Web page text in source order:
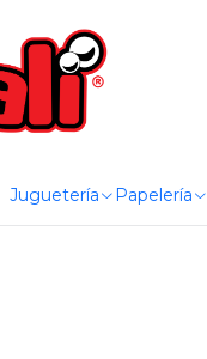
Juguetería Papelería